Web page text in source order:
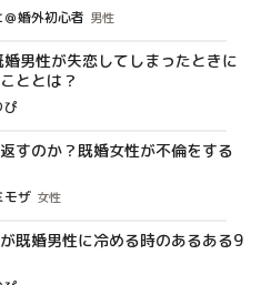
＠婚外初心者 男性
男性が失恋してしまったときに
ととは？
ぴ
すのか？既婚女性が不倫をする
モザ 女性
既婚男性に冷める時のあるある9